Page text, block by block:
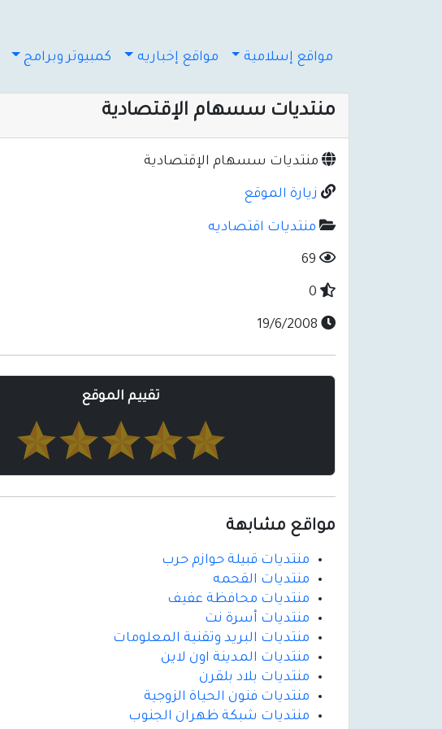
مواقع إسلامية مواقع إخباريه كمبيوتر وبرامج
منتديات سسهام الإقتصادية
منتديات سسهام الإقتصادية
زيارة الموقع
منتديات اقتصاديه
تقييم الموقع
مواقع مشابهة
منتديات قبيلة حوازم حرب
منتديات القحمه
منتديات محافظة عفيف
منتديات أسرة نت
منتديات البريد وتقنية المعلومات
منتديات المدينة اون لاين
منتديات بلاد بلقرن
منتديات فنون الحياة الزوجية
منتديات شبكة ظهران الجنوب